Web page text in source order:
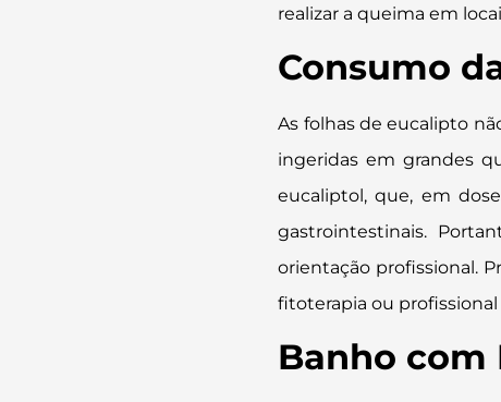
realizar a queima em
Consumo
As folhas de eucalipto
ingeridas em grandes
eucaliptol, que, em
gastrointestinais.
orientação profissional.
fitoterapia ou profissional
Banho com